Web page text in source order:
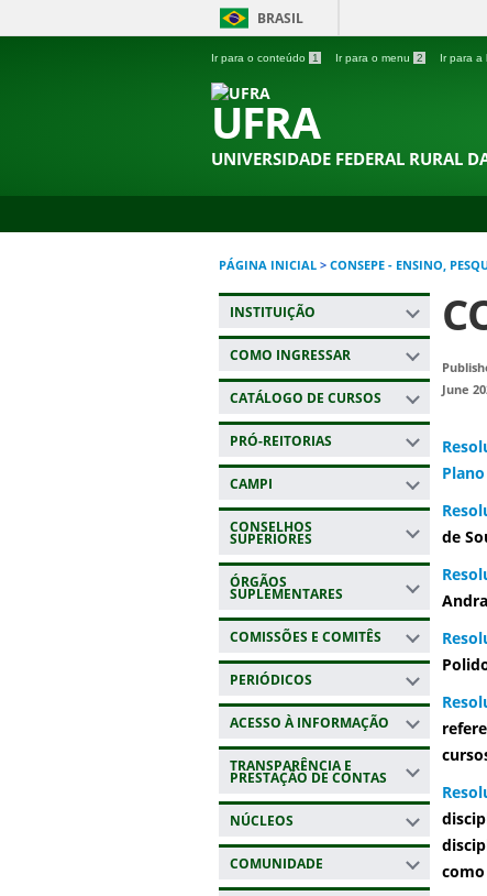
BRASIL
Ir para o conteúdo 1 Ir para o menu 2 Ir para a
UFRA
UNIVERSIDADE FEDERAL RURAL
PÁGINA INICIAL > CONSEPE - ENSINO,
INSTITUIÇÃO
COMO INGRESSAR
CATÁLOGO DE CURSOS
PRÓ-REITORIAS
CAMPI
CONSELHOS
SUPERIORES
ÓRGÃOS
SUPLEMENTARES
COMISSÕES E COMITÊS
PERIÓDICOS
ACESSO À INFORMAÇÃO
TRANSPARÊNCIA E
PRESTAÇÃO DE CONTAS
NÚCLEOS
COMUNIDADE
June
de